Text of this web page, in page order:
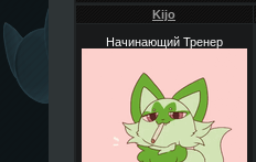
Kijo
Начинающий Тренер